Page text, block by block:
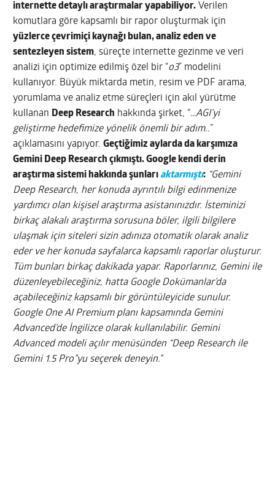
internette detaylı araştırmalar yapabiliyor. Verilen
komutlara göre kapsamlı bir rapor oluşturmak için
yüzlerce çevrimiçi kaynağı bulan, analiz eden ve
sentezleyen sistem, süreçte internette gezinme ve veri
analizi için optimize edilmiş özel bir “o3” modelini
kullanıyor. Büyük miktarda metin, resim ve PDF arama,
yorumlama ve analiz etme süreçleri için akıl yürütme
kullanan Deep Research hakkında şirket, “…AGI’yi
geliştirme hedefimize yönelik önemli bir adım..”
açıklamasını yapıyor.Geçtiğimiz aylarda da karşımıza
Gemini Deep Research çıkmıştı. Google kendi derin
araştırma sistemi hakkında şunları aktarmıştı: “Gemini
Deep Research, her konuda ayrıntılı bilgi edinmenize
yardımcı olan kişisel araştırma asistanınızdır. İsteminizi
birkaç alakalı araştırma sorusuna böler, ilgili bilgilere
ulaşmak için siteleri sizin adınıza otomatik olarak analiz
eder ve her konuda sayfalarca kapsamlı raporlar oluşturur.
Tüm bunları birkaç dakikada yapar. Raporlarınız, Gemini ile
düzenleyebileceğiniz, hatta Google Dokümanlar’da
açabileceğiniz kapsamlı bir görüntüleyicide sunulur.
Google One AI Premium planı kapsamında Gemini
Advanced’de İngilizce olarak kullanılabilir. Gemini
Advanced modeli açılır menüsünden “Deep Research ile
Gemini 1.5 Pro”yu seçerek deneyin.”